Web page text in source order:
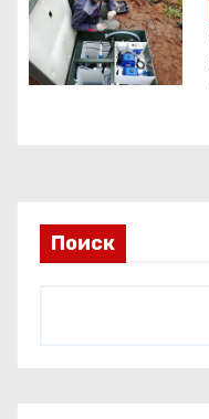
я
Поиск